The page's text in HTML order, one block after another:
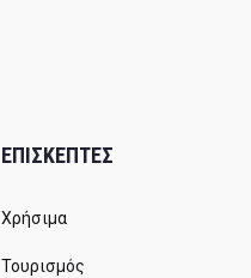
ΕΠΙΣΚΕΠΤΕΣ
Χρήσιμα
Τουρισμός